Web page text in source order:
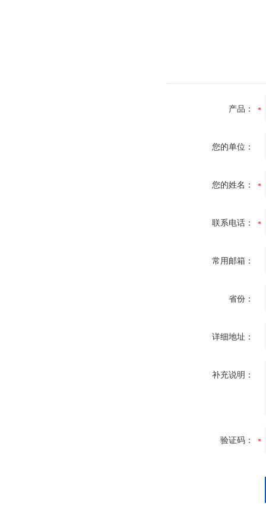
产品：
您的单位：
您的姓名：
联系电话：
常用邮箱：
省份：
详细地址：
补充说明：
验证码：